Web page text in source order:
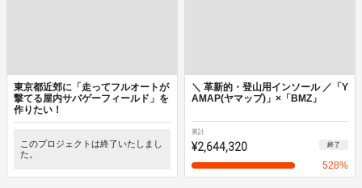
東京都近郊に「走ってフルオートが
撃てる屋内サバゲーフィールド」を
作りたい！
このプロジェクトは終了いたしまし
た。
＼ 革新的・登山用インソール ／「Y
AMAP(ヤマップ)」×「BMZ」
累計
¥2,644,320 終了
528%